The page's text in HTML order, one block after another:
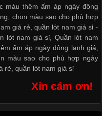
màu thêm ấm áp ngày đông
chọn màu sao cho phù hợp
giá rẻ, quần lót nam giá sỉ -
lót nam giá sỉ
Quần lót nam
ấm áp ngày đông lạnh giá
màu sao cho phù hợp ngày
rẻ ,quần lót nam giá sỉ
Xin cám ơn!